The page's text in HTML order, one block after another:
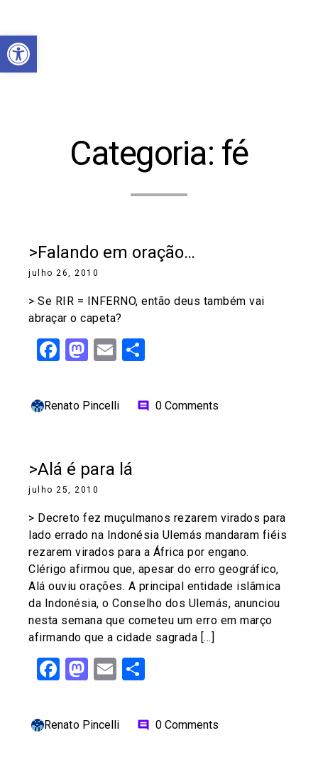
Abrir a barra de ferramentas
Categoria: fé
>Falando em oração…
julho 26, 2010
> Se RIR = INFERNO, então deus também vai
abraçar o capeta?
Facebook
Mastodon
Email
Renato Pincelli comment 0 Comments
>Alá é para lá
julho 25, 2010
> Decreto fez muçulmanos rezarem virados para
lado errado na Indonésia Ulemás mandaram fiéis
rezarem virados para a África por engano.
Clérigo afirmou que, apesar do erro geográfico,
Alá ouviu orações. A principal entidade islâmica
da Indonésia, o Conselho dos Ulemás, anunciou
nesta semana que cometeu um erro em março
afirmando que a cidade sagrada […]
Facebook
Mastodon
Email
Renato Pincelli comment 0 Comments